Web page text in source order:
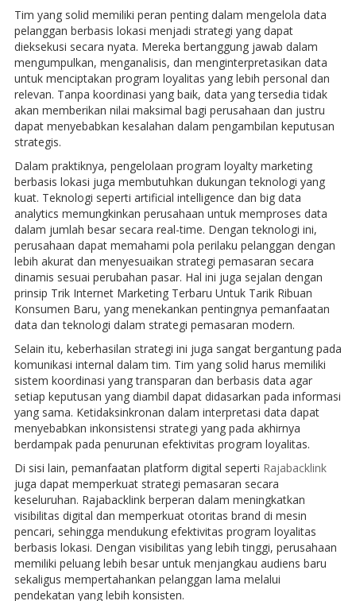
Tim yang solid memiliki peran penting dalam mengelola data
pelanggan berbasis lokasi menjadi strategi yang dapat
dieksekusi secara nyata. Mereka bertanggung jawab dalam
mengumpulkan, menganalisis, dan menginterpretasikan data
untuk menciptakan program loyalitas yang lebih personal dan
relevan. Tanpa koordinasi yang baik, data yang tersedia tidak
akan memberikan nilai maksimal bagi perusahaan dan justru
dapat menyebabkan kesalahan dalam pengambilan keputusan
strategis.
Dalam praktiknya, pengelolaan program loyalty marketing
berbasis lokasi juga membutuhkan dukungan teknologi yang
kuat. Teknologi seperti artificial intelligence dan big data
analytics memungkinkan perusahaan untuk memproses data
dalam jumlah besar secara real-time. Dengan teknologi ini,
perusahaan dapat memahami pola perilaku pelanggan dengan
lebih akurat dan menyesuaikan strategi pemasaran secara
dinamis sesuai perubahan pasar. Hal ini juga sejalan dengan
prinsip Trik Internet Marketing Terbaru Untuk Tarik Ribuan
Konsumen Baru, yang menekankan pentingnya pemanfaatan
data dan teknologi dalam strategi pemasaran modern.
Selain itu, keberhasilan strategi ini juga sangat bergantung pada
komunikasi internal dalam tim. Tim yang solid harus memiliki
sistem koordinasi yang transparan dan berbasis data agar
setiap keputusan yang diambil dapat didasarkan pada informasi
yang sama. Ketidaksinkronan dalam interpretasi data dapat
menyebabkan inkonsistensi strategi yang pada akhirnya
berdampak pada penurunan efektivitas program loyalitas.
Di sisi lain, pemanfaatan platform digital seperti Rajabacklink
juga dapat memperkuat strategi pemasaran secara
keseluruhan. Rajabacklink berperan dalam meningkatkan
visibilitas digital dan memperkuat otoritas brand di mesin
pencari, sehingga mendukung efektivitas program loyalitas
berbasis lokasi. Dengan visibilitas yang lebih tinggi, perusahaan
memiliki peluang lebih besar untuk menjangkau audiens baru
sekaligus mempertahankan pelanggan lama melalui
pendekatan yang lebih konsisten.